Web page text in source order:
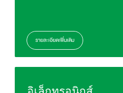
รายละเอียดเพิ่มเติม